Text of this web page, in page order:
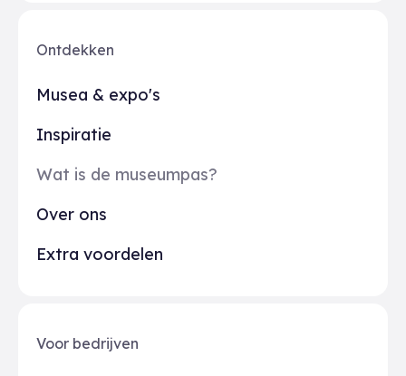
Ontdekken
Musea & expo's
Inspiratie
Wat is de museumpas?
Over ons
Extra voordelen
Voor bedrijven